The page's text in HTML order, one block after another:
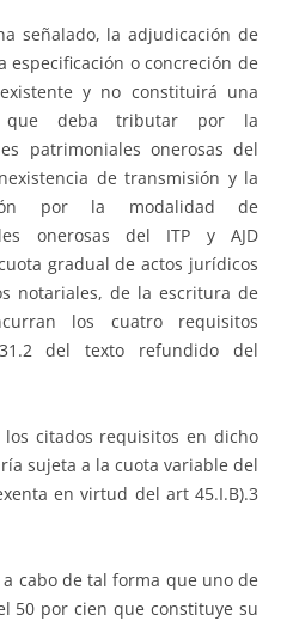
señalado, la adjudicación de
especificación o concreción de
y no constituirá una
que deba tributar por la
patrimoniales onerosas del
de transmisión y la
por la modalidad de
onerosas del ITP y AJD
gradual de actos jurídicos
notariales, de la escritura de
los cuatro requisitos
del texto refundido del
citados requisitos en dicho
sujeta a la cuota variable del
en virtud del art 45.I.B).3
cabo de tal forma que uno de
50 por cien que constituye su